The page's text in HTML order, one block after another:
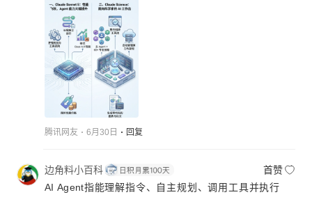
腾讯网友 6月30日 回复
边角料小百科
首赞
AI Agent指能理解指令、自主规划、调用工具并执行